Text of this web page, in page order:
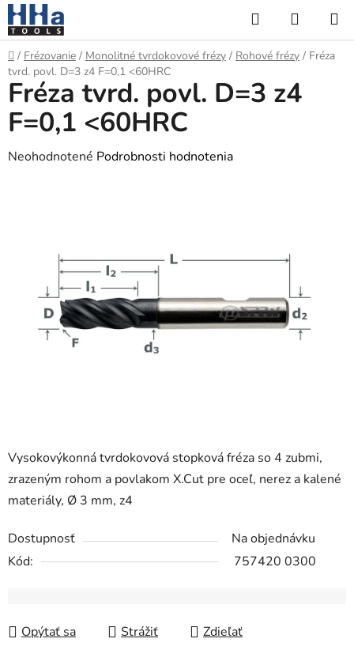
Prejsť
na
obsah
Hľadať
KOŠÍK
Domov
/ Frézovanie / Monolitné tvrdokovové frézy / Rohové frézy / Fréza
tvrd. povl. D=3 z4 F=0,1 <60HRC
Vysokovýkonná tvrdokovová stopková fréza so 4 zubmi,
zrazeným rohom a povlakom X.Cut pre oceľ, nerez a kalené
materiály, Ø 3 mm, z4
Dostupnosť
Na objednávku
Kód:
757420 0300
Opýtať sa Strážiť Zdieľať
Fréza tvrd. povl. D=3 z4
F=0,1 <60HRC
Priemerné
hviezdičiek.
Neohodnotené Podrobnosti hodnotenia